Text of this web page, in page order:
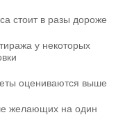
стоит в разы дороже
у некоторых
оцениваются выше
желающих на один